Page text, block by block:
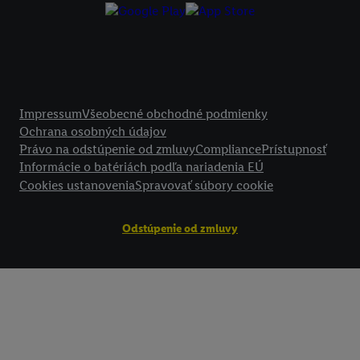
ImpressumVšeobecné obchodné podmienky
Ochrana osobných údajov
Právo na odstúpenie od zmluvyCompliancePrístupnosť
Informácie o batériách podľa nariadenia EÚ
Cookies ustanoveniaSpravovať súbory cookie
Odstúpenie od zmluvy
Kliknutím na možnosť "
Odmietnuť" môžete povoliť iba používanie